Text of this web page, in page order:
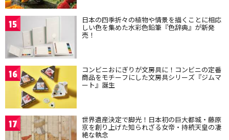
15 日本の四季折々の植物や情景を描くことに相応
しい色を集めた水彩色鉛筆『色辞典』が新発
売！
16 コンビニおにぎりが文房具に！コンビニの定番
商品をモチーフにした文房具シリーズ『ジムマ
ート』誕生
17 世界遺産決定で脚光！日本初の巨大都城・藤原
京を創り上げた知られざる女帝・持統天皇の凄
絶な執念